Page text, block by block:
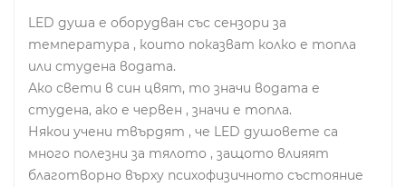
LED душа е оборудван със сензори за
температура , които показват колко е топла
или студена водата.
Ако свети в син цвят, то значи водата е
студена, ако е червен , значи е топла.
Някои учени твърдят , че LED душовете са
много полезни за тялото , защото влияят
благотворно върху психофизичното състояние